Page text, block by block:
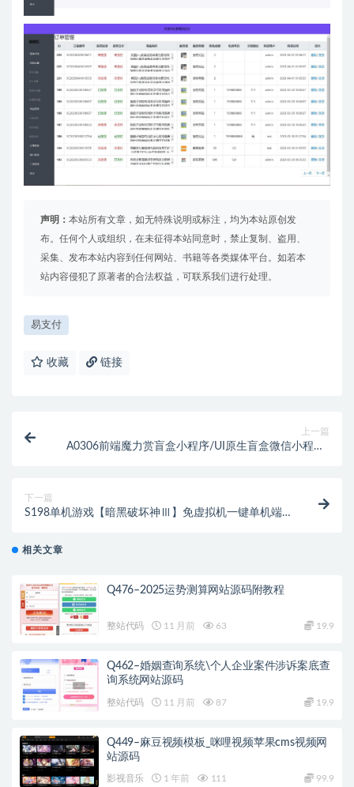
声明： 本站所有文章，如无特殊说明或标注，均为本站原创发
布。任何个人或组织，在未征得本站同意时，禁止复制、盗用、
采集、发布本站内容到任何网站、书籍等各类媒体平台。如若本
站内容侵犯了原著者的合法权益，可联系我们进行处理。
易支付
收藏 链接
上一篇
A0306前端魔力赏盲盒小程序/UI原生盲盒微信小程序/
下一篇
S198单机游戏【暗黑破坏神Ⅲ】免虚拟机一键单机端
相关文章
Q476–2025运势测算网站源码附教程
整站代码 11 月前 63 19.9
Q462–婚姻查询系统\个人企业案件涉诉案底查
询系统网站源码
整站代码 11 月前 87 19.9
Q449–麻豆视频模板_咪哩视频苹果cms视频网
站源码
影视音乐 1 年前 111 99.9